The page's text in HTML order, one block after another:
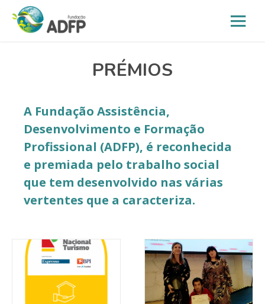
PRÉMIOS
A Fundação Assistência,
Desenvolvimento e Formação
Profissional (ADFP), é reconhecida
e premiada pelo trabalho social
que tem desenvolvido nas várias
vertentes que a caracteriza.